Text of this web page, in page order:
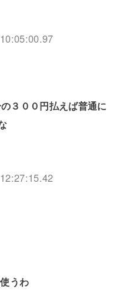
３００円払えば普通に
うわ